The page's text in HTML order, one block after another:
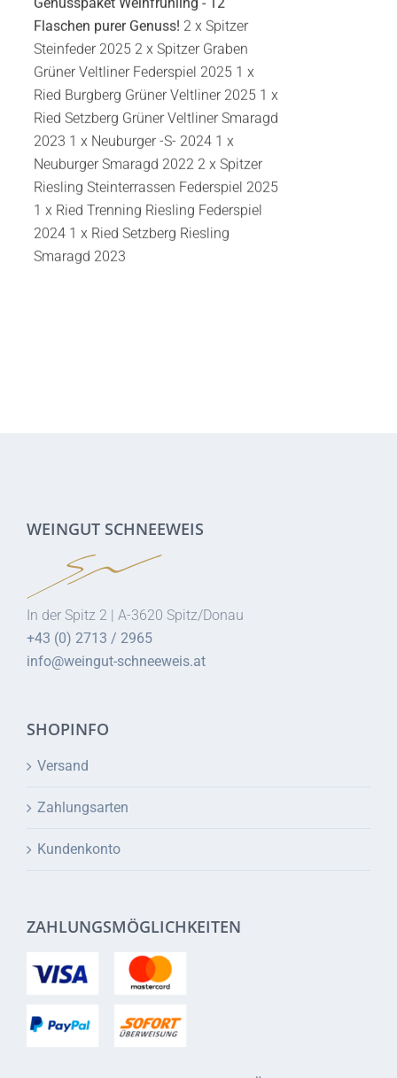
Menge
Flaschen purer Genuss! 2 x Spitzer
Steinfeder 2025 2 x Spitzer Graben
Grüner Veltliner Federspiel 2025 1 x
Ried Burgberg Grüner Veltliner 2025 1 x
Ried Setzberg Grüner Veltliner Smaragd
2023 1 x Neuburger -S- 2024 1 x
Neuburger Smaragd 2022 2 x Spitzer
Riesling Steinterrassen Federspiel 2025
1 x Ried Trenning Riesling Federspiel
2024 1 x Ried Setzberg Riesling
Smaragd 2023
WEINGUT SCHNEEWEIS
In der Spitz 2 | A-3620 Spitz/Donau
+43 (0) 2713 / 2965
info@weingut-schneeweis.at
SHOPINFO
Versand
Zahlungsarten
Kundenkonto
ZAHLUNGSMÖGLICHKEITEN